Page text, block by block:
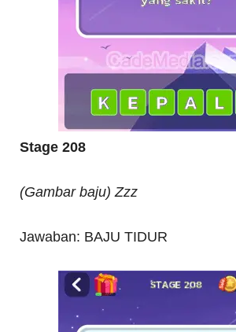
Stage 208
(Gambar baju) Zzz
Jawaban: BAJU TIDUR